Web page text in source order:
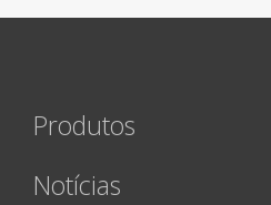
Produtos
Notícias